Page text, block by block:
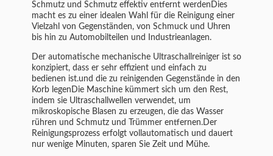
Schmutz und Schmutz effektiv entfernt werdenDies
macht es zu einer idealen Wahl für die Reinigung einer
Vielzahl von Gegenständen, von Schmuck und Uhren
bis hin zu Automobilteilen und Industrieanlagen.
Der automatische mechanische Ultraschallreiniger ist so
konzipiert, dass er sehr effizient und einfach zu
bedienen ist.und die zu reinigenden Gegenstände in den
Korb legenDie Maschine kümmert sich um den Rest,
indem sie Ultraschallwellen verwendet, um
mikroskopische Blasen zu erzeugen, die das Wasser
rühren und Schmutz und Trümmer entfernen.Der
Reinigungsprozess erfolgt vollautomatisch und dauert
nur wenige Minuten, sparen Sie Zeit und Mühe.